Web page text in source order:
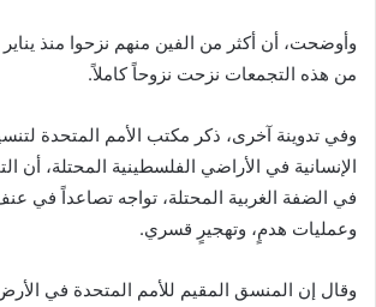
من هذه التجمعات نزحت نزوحاً كاملاً.
وفي تدوينة آخرى، ذكر مكتب الأمم المتحدة
الإنسانية في الأراضي الفلسطينية المحتلة، أن
في الضفة الغربية المحتلة، تواجه تصاعداً في
وعمليات هدمٍ، وتهجيرٍ قسري.
وقال إن المنسق المقيم للأمم المتحدة في